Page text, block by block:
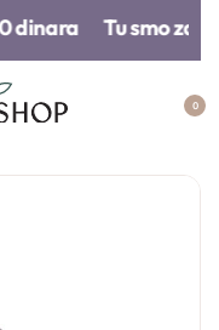
dinara​ Tu smo za
0